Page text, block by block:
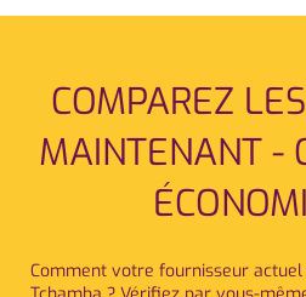
COMPAREZ
MAINTENANT -
Comment votre fournisseur